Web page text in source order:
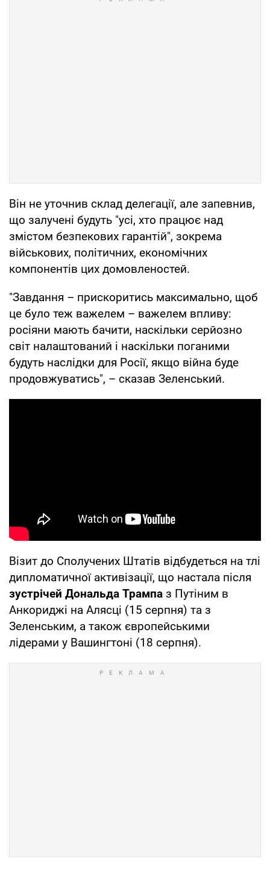
Він не уточнив склад делегації, але запевнив,
що залучені будуть "усі, хто працює над
змістом безпекових гарантій", зокрема
військових, політичних, економічних
компонентів цих домовленостей.
"Завдання – прискоритись максимально, щоб
це було теж важелем – важелем впливу:
росіяни мають бачити, наскільки серйозно
світ налаштований і наскільки поганими
будуть наслідки для Росії, якщо війна буде
продовжуватись", – сказав Зеленський.
Візит до Сполучених Штатів відбудеться на тлі
дипломатичної активізації, що настала після
зустрічей Дональда Трампа з Путіним в
Анкориджі на Алясці (15 серпня) та з
Зеленським, а також європейськими
лідерами у Вашингтоні (18 серпня).